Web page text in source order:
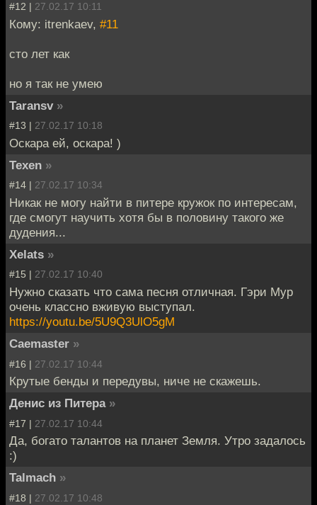
#12 | 27.02.17 10:11
Кому: itrenkaev, #11
сто лет как
но я так не умею
Taransv »
#13 | 27.02.17 10:18
Оскара ей, оскара! )
Texen »
#14 | 27.02.17 10:34
Никак не могу найти в питере кружок по интересам,
где смогут научить хотя бы в половину такого же
дудения...
Xelats »
#15 | 27.02.17 10:40
Нужно сказать что сама песня отличная. Гэри Мур
очень классно вживую выступал.
https://youtu.be/5U9Q3UlO5gM
Caemaster »
#16 | 27.02.17 10:44
Крутые бенды и передувы, ниче не скажешь.
Денис из Питера »
#17 | 27.02.17 10:44
Да, богато талантов на планет Земля. Утро задалось
:)
Talmach »
#18 | 27.02.17 10:48